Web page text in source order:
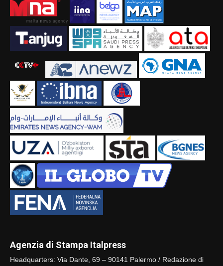
Agenzia di Stampa Italpress
Headquarters: Via Dante, 69 – 90141 Palermo / Redazione di